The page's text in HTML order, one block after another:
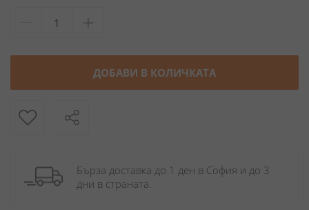
ДОБАВИ В КОЛИЧКАТА
Бърза доставка до 1 ден в София и до 3
дни в страната.